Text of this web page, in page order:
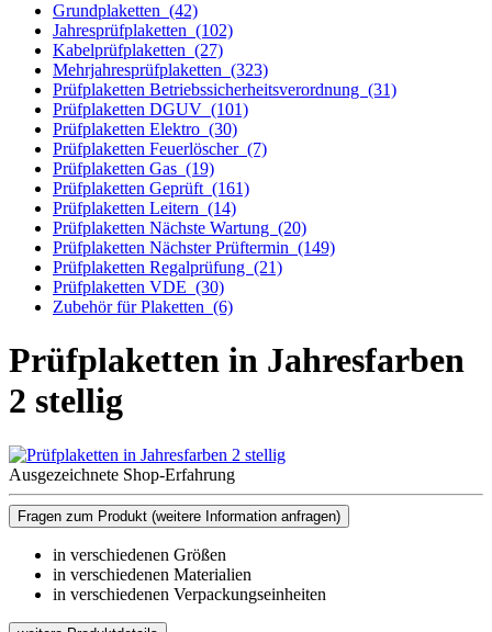
Grundplaketten (42)
Jahresprüfplaketten (102)
Kabelprüfplaketten (27)
Mehrjahresprüfplaketten (323)
Prüfplaketten Betriebssicherheitsverordnung (31)
Prüfplaketten DGUV (101)
Prüfplaketten Elektro (30)
Prüfplaketten Feuerlöscher (7)
Prüfplaketten Gas (19)
Prüfplaketten Geprüft (161)
Prüfplaketten Leitern (14)
Prüfplaketten Nächste Wartung (20)
Prüfplaketten Nächster Prüftermin (149)
Prüfplaketten Regalprüfung (21)
Prüfplaketten VDE (30)
Zubehör für Plaketten (6)
Prüfplaketten in Jahresfarben
2 stellig
Ausgezeichnete Shop-Erfahrung
Fragen zum Produkt (weitere Information anfragen)
in verschiedenen Größen
in verschiedenen Materialien
in verschiedenen Verpackungseinheiten